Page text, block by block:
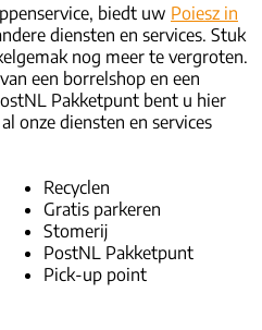
biedt uw Poiesz in
diensten en services. Stuk
nog meer te vergroten.
een borrelshop en een
Pakketpunt bent u hier
onze diensten en services
Recyclen
Gratis parkeren
Stomerij
PostNL Pakketpunt
Pick-up point